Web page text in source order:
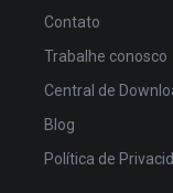
Contato
Trabalhe conosco
Central de
Blog
Política de